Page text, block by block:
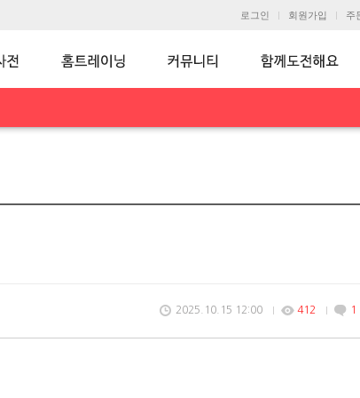
로그인 회원가입 주
2025.10.15 12:00 412 1